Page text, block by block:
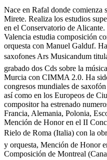
Nace en Rafal donde comienza
Mirete. Realiza los estudios
en el Conservatorio de
Valencia estudia composición
orquesta con Manuel Galduf.
saxofones Ars Musicandum
grabado dos Cds sobre la
Murcia con CIMMA 2.0. Ha
congresos mundiales de
así como en los Europeos de
compositor ha estrenado
Francia, Alemania, Polonia,
Mención de Honor en el II
Rielo de Roma (Italia) con la
y orquesta, Mención de Honor
Composición de Montreal